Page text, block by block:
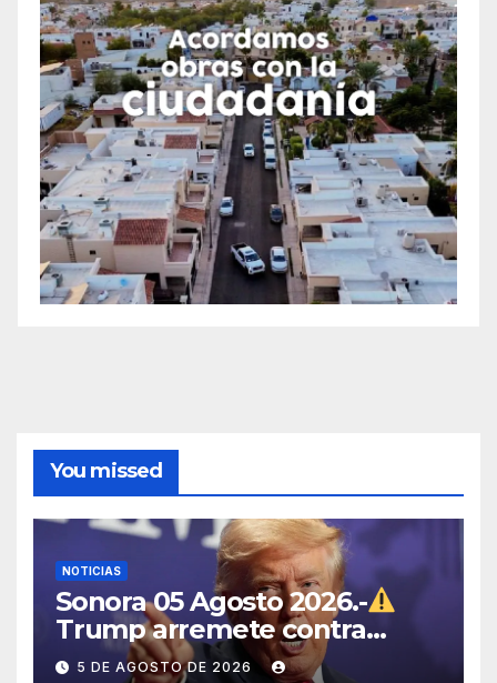
You missed
NOTICIAS
Sonora 05 Agosto 2026.-
Trump arremete contra
México, Canadá y otras
5 DE AGOSTO DE 2026